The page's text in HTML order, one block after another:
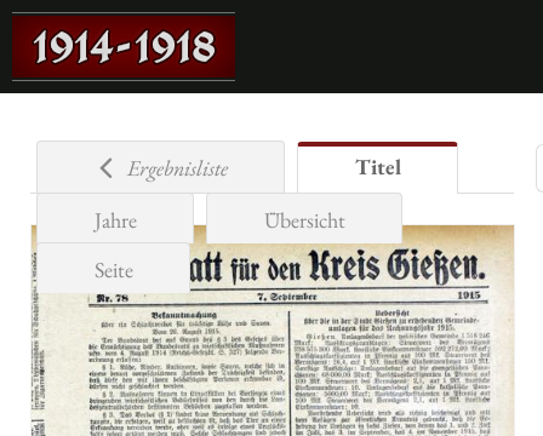
Ergebnisliste
Titel
Jahre
Übersicht
Seite